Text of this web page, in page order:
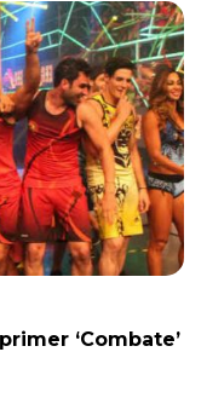
‘Combate’